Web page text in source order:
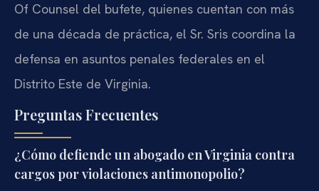
Of Counsel del bufete, quienes cuentan con más
de una década de práctica, el Sr. Sris coordina la
defensa en asuntos penales federales en el
Distrito Este de Virginia.
Preguntas Frecuentes
¿Cómo defiende un abogado en Virginia contra
cargos por violaciones antimonopolio?